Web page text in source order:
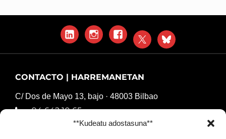
**Kudeatu adostasuna**
LinkedInInstagramFacebook
X
Blue
Sky
CONTACTO | HARREMANETAN
C/ Dos de Mayo 13, bajo · 48003 Bilbao
94 642 10 65
komunikazioa@harresiakapurtuz.org